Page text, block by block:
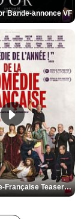
Bande-annonce VF
De la Comédie-Française Teaser VF